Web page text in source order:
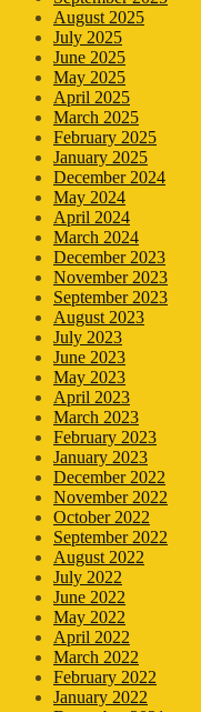
August 2025
July 2025
June 2025
May 2025
April 2025
March 2025
February 2025
January 2025
December 2024
May 2024
April 2024
March 2024
December 2023
November 2023
September 2023
August 2023
July 2023
June 2023
May 2023
April 2023
March 2023
February 2023
January 2023
December 2022
November 2022
October 2022
September 2022
August 2022
July 2022
June 2022
May 2022
April 2022
March 2022
February 2022
January 2022